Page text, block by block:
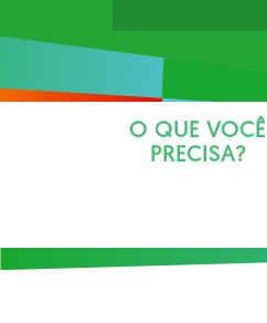
O QUE VOCÊ
PRECISA?